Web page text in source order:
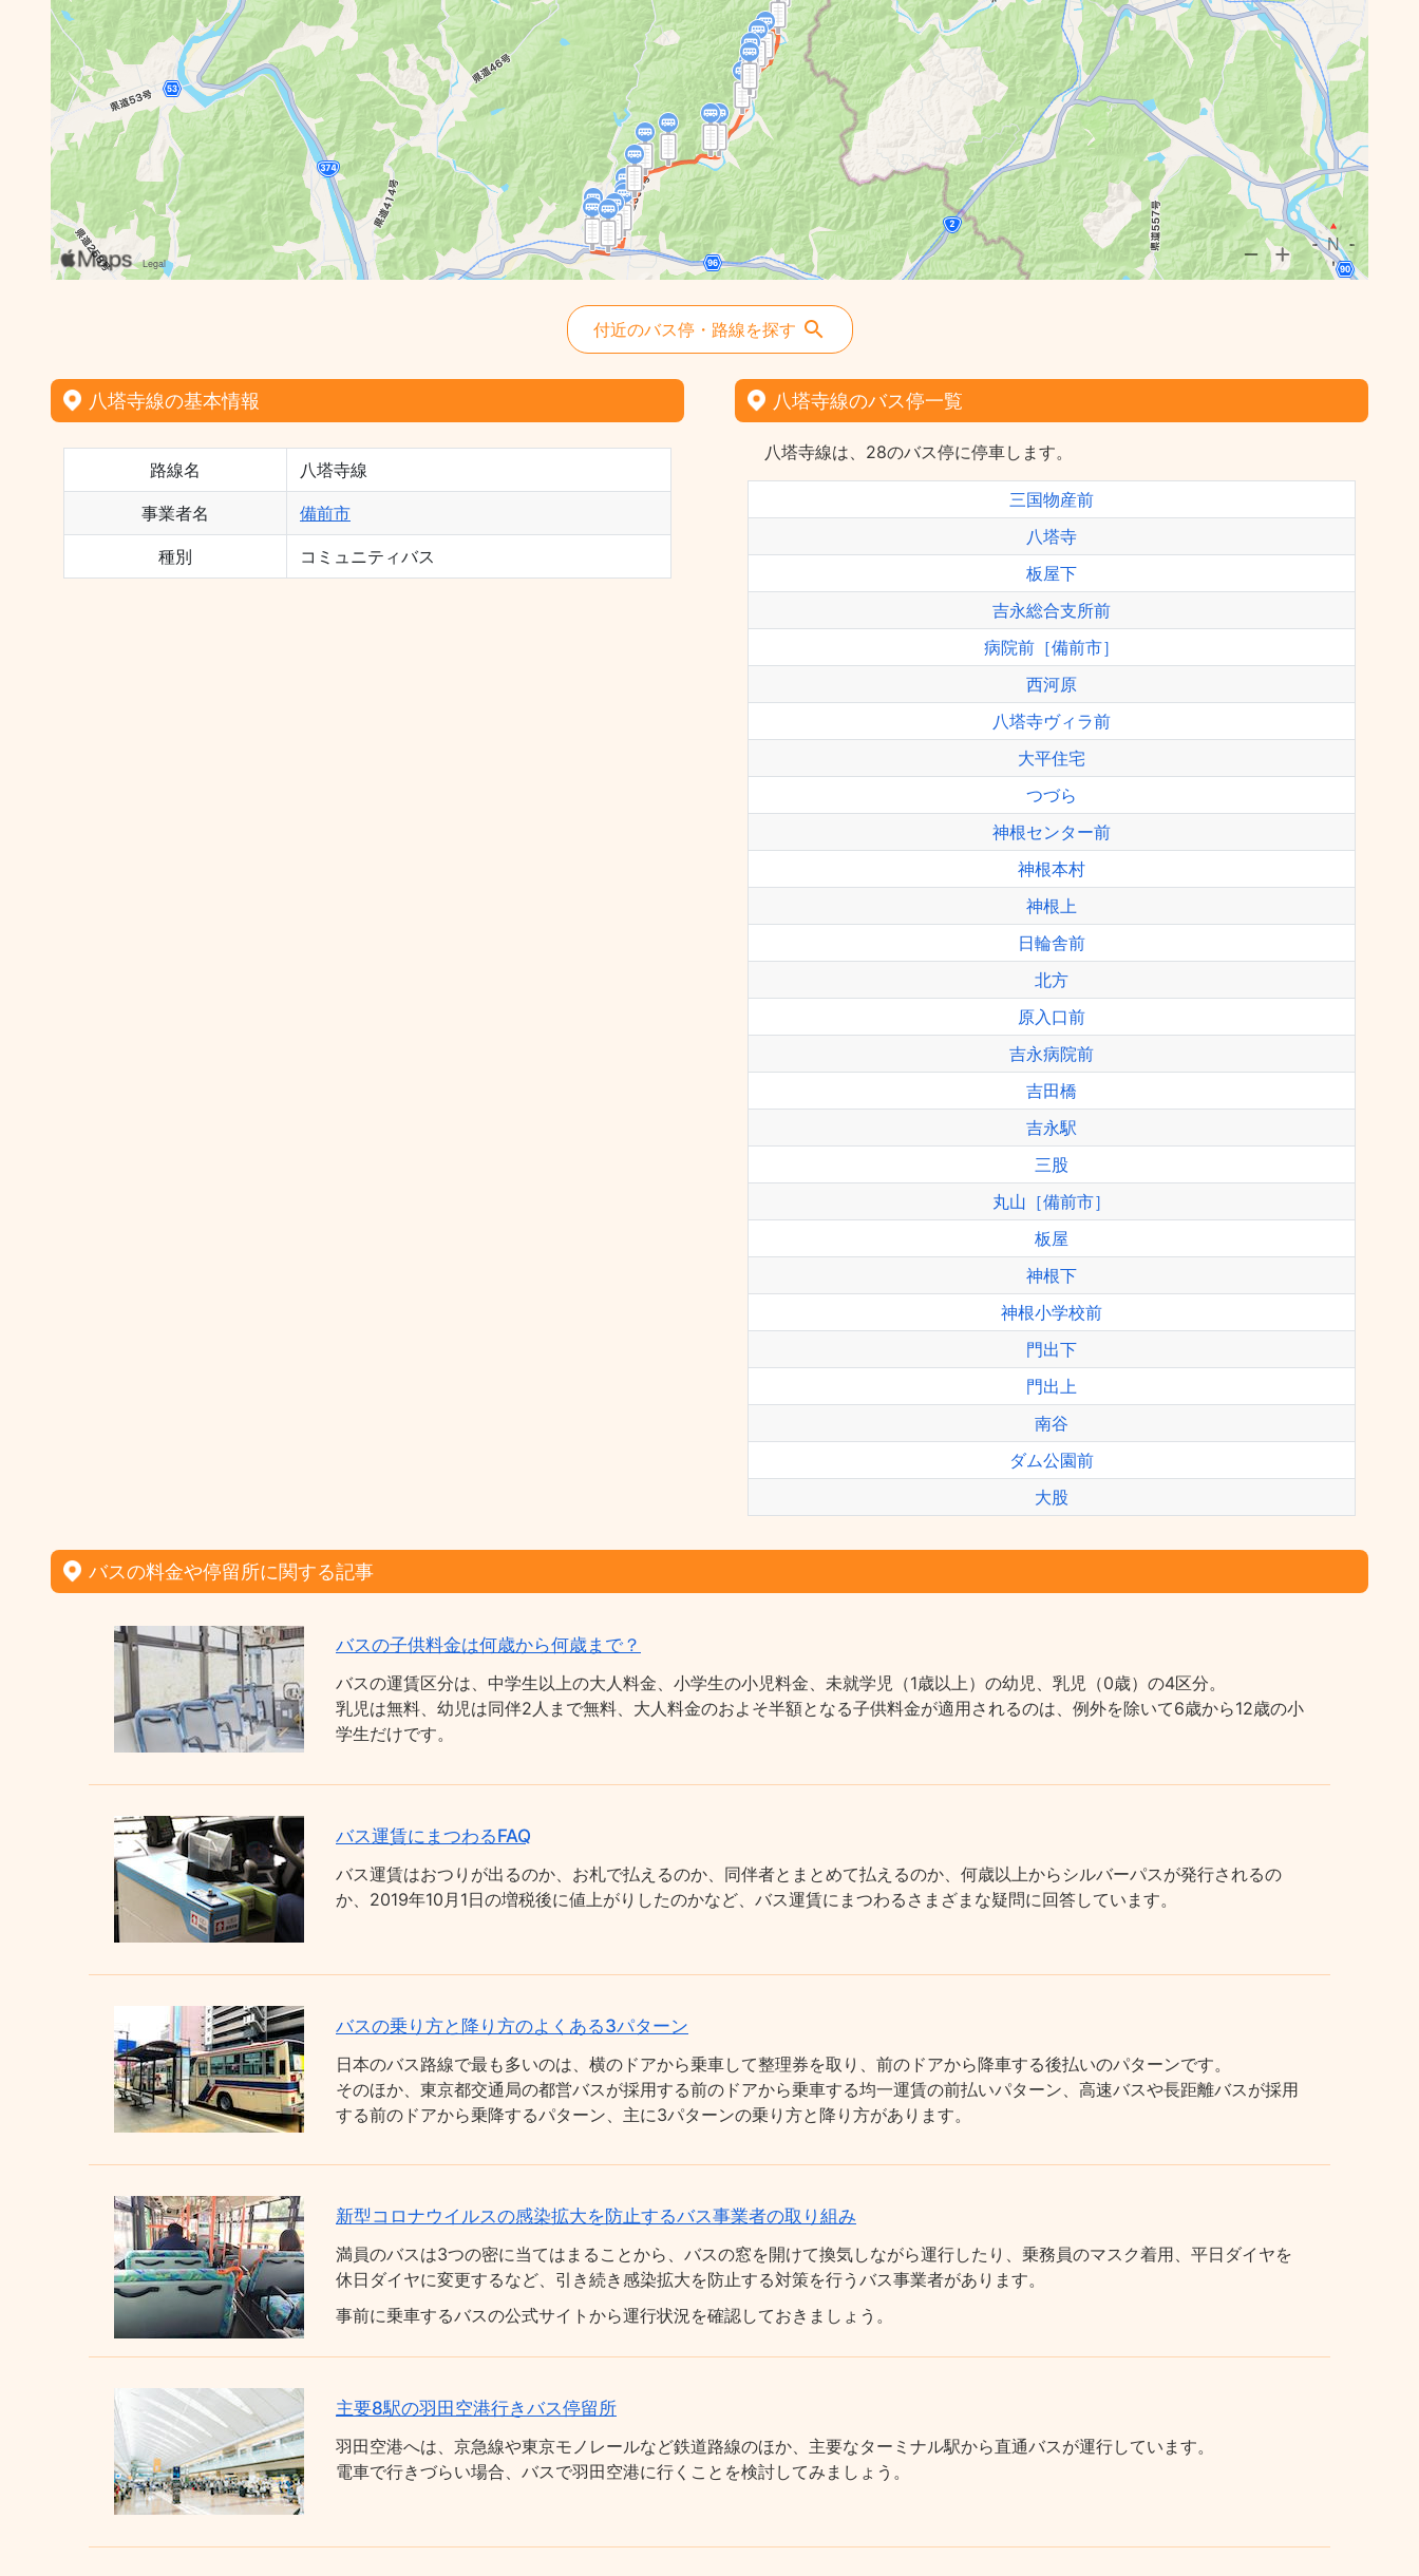
付近のバス停・路線を探す
八塔寺線の基本情報
路線名 八塔寺線
事業者名 備前市
種別 コミュニティバス
八塔寺線のバス停一覧
八塔寺線は、28のバス停に停車します。
三国物産前
八塔寺
板屋下
吉永総合支所前
病院前［備前市］
西河原
八塔寺ヴィラ前
大平住宅
つづら
神根センター前
神根本村
神根上
日輪舎前
北方
原入口前
吉永病院前
吉田橋
吉永駅
三股
丸山［備前市］
板屋
神根下
神根小学校前
門出下
門出上
南谷
ダム公園前
大股
バスの料金や停留所に関する記事
バスの子供料金は何歳から何歳まで？
バスの運賃区分は、中学生以上の大人料金、小学生の小児料金、未就学児（1歳以上）の幼児、乳児（0歳）の4区分。
乳児は無料、幼児は同伴2人まで無料、大人料金のおよそ半額となる子供料金が適用されるのは、例外を除いて6歳から12歳の小
学生だけです。
バス運賃にまつわるFAQ
バス運賃はおつりが出るのか、お札で払えるのか、同伴者とまとめて払えるのか、何歳以上からシルバーパスが発行されるの
か、2019年10月1日の増税後に値上がりしたのかなど、バス運賃にまつわるさまざまな疑問に回答しています。
バスの乗り方と降り方のよくある3パターン
日本のバス路線で最も多いのは、横のドアから乗車して整理券を取り、前のドアから降車する後払いのパターンです。
そのほか、東京都交通局の都営バスが採用する前のドアから乗車する均一運賃の前払いパターン、高速バスや長距離バスが採用
する前のドアから乗降するパターン、主に3パターンの乗り方と降り方があります。
新型コロナウイルスの感染拡大を防止するバス事業者の取り組み
満員のバスは3つの密に当てはまることから、バスの窓を開けて換気しながら運行したり、乗務員のマスク着用、平日ダイヤを
休日ダイヤに変更するなど、引き続き感染拡大を防止する対策を行うバス事業者があります。
事前に乗車するバスの公式サイトから運行状況を確認しておきましょう。
主要8駅の羽田空港行きバス停留所
羽田空港へは、京急線や東京モノレールなど鉄道路線のほか、主要なターミナル駅から直通バスが運行しています。
電車で行きづらい場合、バスで羽田空港に行くことを検討してみましょう。